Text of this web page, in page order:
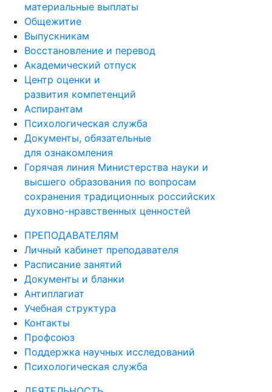
материальные выплаты
Общежитие
Выпускникам
Восстановление и перевод
Академический отпуск
Центр оценки и
развития компетенций
Аспирантам
Психологическая служба
Документы, обязательные
для ознакомления
Горячая линия Министерства науки и
высшего образования по вопросам
сохранения традиционных российских
духовно-нравственных ценностей
ПРЕПОДАВАТЕЛЯМ
Личный кабинет преподавателя
Расписание занятий
Документы и бланки
Антиплагиат
Учебная структура
Контакты
Профсоюз
Поддержка научных исследований
Психологическая служба